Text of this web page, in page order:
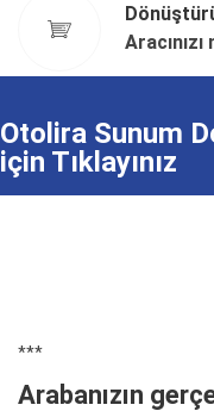
Otolira Sunum
için Tıklayınız
***
Arabanızın